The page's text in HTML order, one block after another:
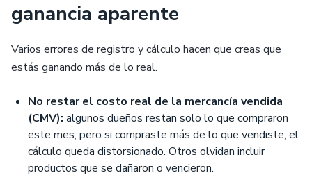
ganancia aparente
Varios errores de registro y cálculo hacen que creas que
estás ganando más de lo real.
No restar el costo real de la mercancía vendida
(CMV): algunos dueños restan solo lo que compraron
este mes, pero si compraste más de lo que vendiste, el
cálculo queda distorsionado. Otros olvidan incluir
productos que se dañaron o vencieron.